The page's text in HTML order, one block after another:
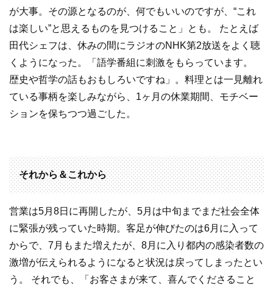
が大事。その源となるのが、何でもいいのですが、“これ
は楽しい”と思えるものを見つけること」とも。 たとえば
田代シェフは、休みの間にラジオのNHK第2放送をよく聴
くようになった。「語学番組に刺激をもらっています。
歴史や哲学の話もおもしろいですね」。料理とは一見離れ
ている事柄を楽しみながら、1ヶ月の休業期間、モチベー
ションを保ちつつ過ごした。
それから＆これから
営業は5月8日に再開したが、5月は中旬までまだ社会全体
に緊張が残っていた時期。客足が伸びたのは6月に入って
からで、7月もまた増えたが、8月に入り都内の感染者数の
激増が伝えられるようになると状況は戻ってしまったとい
う。 それでも、「お客さまが来て、喜んでくださること